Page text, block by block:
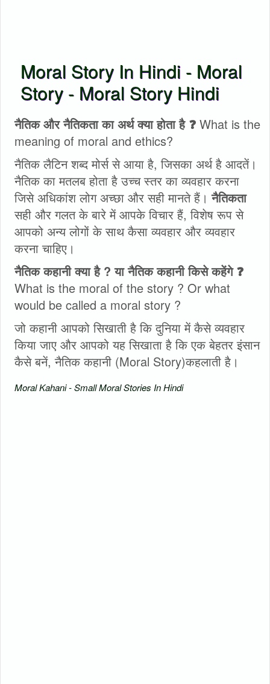
Moral Story In Hindi - Moral
Story - Moral Story Hindi
नैतिक और नैतिकता का अर्थ क्या होता है ❓ What is the
meaning of moral and ethics?
नैतिक लैटिन शब्द मोर्स से आया है, जिसका अर्थ है आदतें।
नैतिक का मतलब होता है उच्च स्तर का व्यवहार करना
जिसे अधिकांश लोग अच्छा और सही मानते हैं।नैतिकता
सही और गलत के बारे में आपके विचार हैं, विशेष रूप से
आपको अन्य लोगों के साथ कैसा व्यवहार और व्यवहार
करना चाहिए।
नैतिक कहानी क्या है ? या नैतिक कहानी किसे कहेंगे ❓
What is the moral of the story ? Or what
would be called a moral story ?
जो कहानी आपको सिखाती है कि दुनिया में कैसे व्यवहार
किया जाए और आपको यह सिखाता है कि एक बेहतर इंसान
कैसे बनें, नैतिक कहानी (Moral Story)कहलाती है।
Moral Kahani - Small Moral Stories In Hindi